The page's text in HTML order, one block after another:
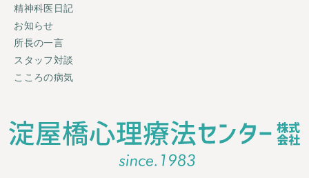
精神科医日記
お知らせ
所長の一言
スタッフ対談
こころの病気